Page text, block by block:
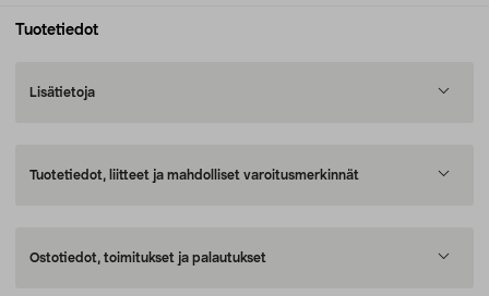
Tuotetiedot
Lisätietoja
Tuotetiedot, liitteet ja mahdolliset varoitusmerkinnät
Ostotiedot, toimitukset ja palautukset